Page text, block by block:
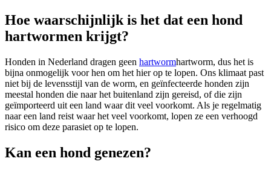
Hoe waarschijnlijk is het dat een hond
hartwormen krijgt?
Honden in Nederland dragen geen hartwormhartworm, dus het is
bijna onmogelijk voor hen om het hier op te lopen. Ons klimaat past
niet bij de levensstijl van de worm, en geïnfecteerde honden zijn
meestal honden die naar het buitenland zijn gereisd, of die zijn
geïmporteerd uit een land waar dit veel voorkomt. Als je regelmatig
naar een land reist waar het veel voorkomt, lopen ze een verhoogd
risico om deze parasiet op te lopen.
Kan een hond genezen?